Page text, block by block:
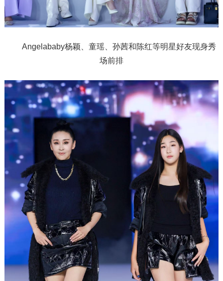
Angelababy杨颖、童瑶、孙茜和陈红等明星好友现身秀
场前排